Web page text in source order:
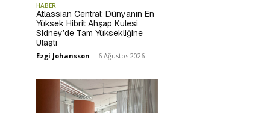
HABER
Atlassian Central: Dünyanın En
Yüksek Hibrit Ahşap Kulesi
Sidney’de Tam Yüksekliğine
Ulaştı
Ezgi Johansson - 6 Ağustos 2026